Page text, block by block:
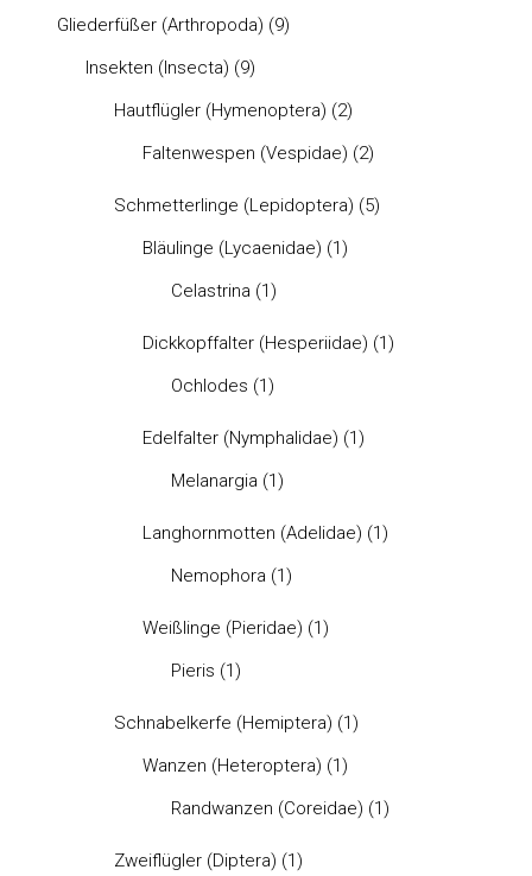
Gliederfüßer (Arthropoda) (9)
Insekten (Insecta) (9)
Hautflügler (Hymenoptera) (2)
Faltenwespen (Vespidae) (2)
Schmetterlinge (Lepidoptera) (5)
Bläulinge (Lycaenidae) (1)
Celastrina (1)
Dickkopffalter (Hesperiidae) (1)
Ochlodes (1)
Edelfalter (Nymphalidae) (1)
Melanargia (1)
Langhornmotten (Adelidae) (1)
Nemophora (1)
Weißlinge (Pieridae) (1)
Pieris (1)
Schnabelkerfe (Hemiptera) (1)
Wanzen (Heteroptera) (1)
Randwanzen (Coreidae) (1)
Zweiflügler (Diptera) (1)